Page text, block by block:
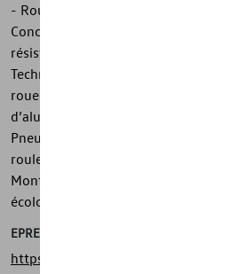
- Roue hiver complète d’origine
Conception assortie au design de
résistante conformément aux critères
Technique de moulage complexe et
roues en alliage léger - Mélange haut
d’aluminium, de magnésium et de
Pneus hautes performances avec
roulement et une adhérence dans
Montage avec masses d’équilibrage
écologiques
EPREL
https://eprel.ec.europa.eu/screen/